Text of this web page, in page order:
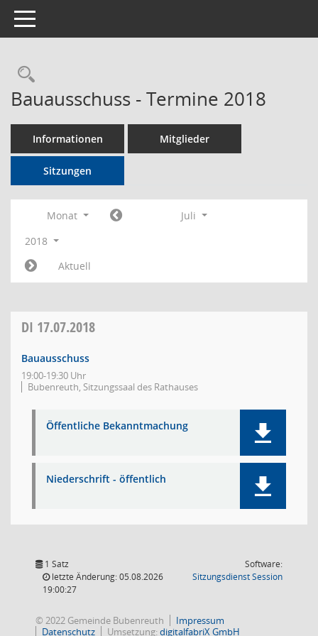
Toggle navigation
Rechercheauswahl
Bauausschuss - Termine 2018
Informationen Mitglieder
Sitzungen
Monat
Juli
2018
Aktuell
DI 17.07.2018
Bauausschuss
19:00-19:30 Uhr
Bubenreuth, Sitzungssaal des Rathauses
Öffentliche Bekanntmachung
Niederschrift - öffentlich
1 Satz
letzte Änderung: 05.08.2026
19:00:27
Software:
SitzungsdienstSession(Wird in
© 2022 Gemeinde Bubenreuth
Impressum
Datenschutz
Umsetzung:digitalfabriX GmbH